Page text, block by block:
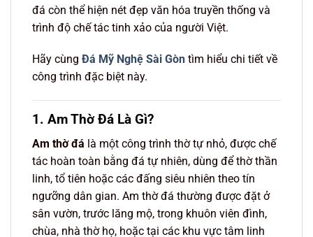
đá còn thể hiện nét đẹp văn hóa truyền thống và
trình độ chế tác tinh xảo của người Việt.
Hãy cùng Đá Mỹ Nghệ Sài Gòn tìm hiểu chi tiết về
công trình đặc biệt này.
1. Am Thờ Đá Là Gì?
Am thờ đá là một công trình thờ tự nhỏ, được chế
tác hoàn toàn bằng đá tự nhiên, dùng để thờ thần
linh, tổ tiên hoặc các đấng siêu nhiên theo tín
ngưỡng dân gian. Am thờ đá thường được đặt ở
sân vườn, trước lăng mộ, trong khuôn viên đình,
chùa, nhà thờ họ, hoặc tại các khu vực tâm linh